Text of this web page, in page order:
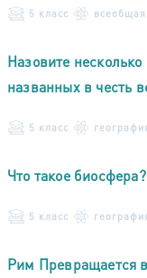
5 класс всеобщая
Назовите
названных в честь
5 класс
Что такое
5 класс
Рим Превращается